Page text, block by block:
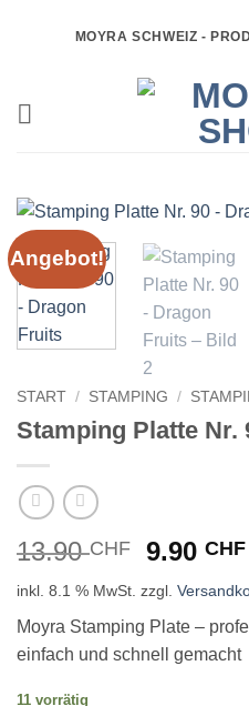
MOYRA SCHWEIZ -
Angebot!
START / STAMPING /
Stamping Platte Nr.
13.90CHF
war:
13.90
9.90CHF
inkl. 8.1 % MwSt. zzgl.
Moyra Stamping Plate –
einfach und schnell gemacht
11 vorrätig